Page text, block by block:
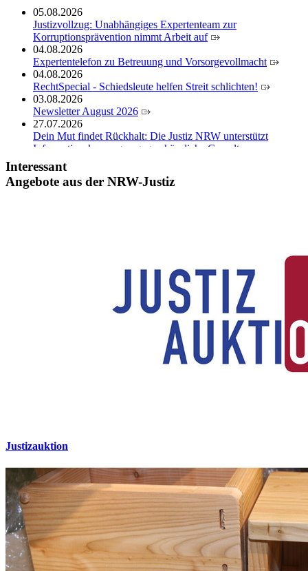
05.08.2026
Justizvollzug: Unabhängiges Expertenteam zur
Korruptionsprävention nimmt Arbeit auf
04.08.2026
Expertentelefon zu Betreuung und Vorsorgevollmacht
04.08.2026
RechtSpecial - Schiedsleute helfen Streit schlichten!
03.08.2026
Newsletter August 2026
27.07.2026
Dein Mut findet Rückhalt: Die Justiz NRW unterstützt
Informationskampagne gegen häusliche Gewalt
10.07.2026
Anerkennung für innovative Suizidpräventionsarbeit: JVA
Köln ausgezeichnet
288 Anwärterinnen und Anwärter des Jahrgangs 2024/2026
der Justizvollzugsschule NRW geehrt
RechtSpecial - Schiedsleute helfen Streit schlichten!
Interessant
Angebote aus der NRW-Justiz
Justizauktion